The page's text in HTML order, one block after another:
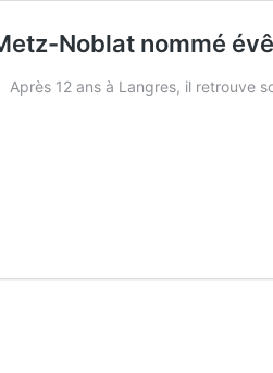
Noblat nommé
Après 12 ans à Langres, il retrouve